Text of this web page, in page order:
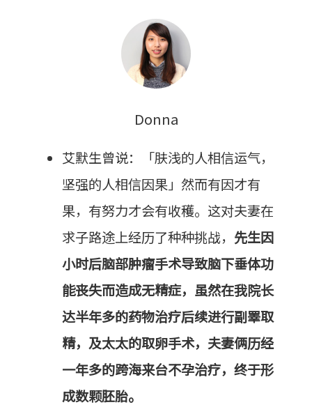
Donna
艾默生曾说：「肤浅的人相信运气，
坚强的人相信因果」然而有因才有
果，有努力才会有收穫。这对夫妻在
求子路途上经历了种种挑战， 先生因
小时后脑部肿瘤手术导致脑下垂体功
能丧失而造成无精症，虽然在我院长
达半年多的药物治疗后续进行副睪取
精，及太太的取卵手术，夫妻俩历经
一年多的跨海来台不孕治疗，终于形
成数颗胚胎。